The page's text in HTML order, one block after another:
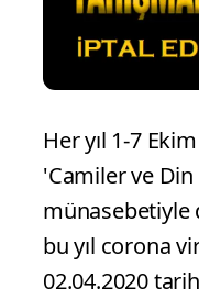
Her yıl 1-7
'Camiler ve
münasebetiyle
bu yıl corona
02.04.2020